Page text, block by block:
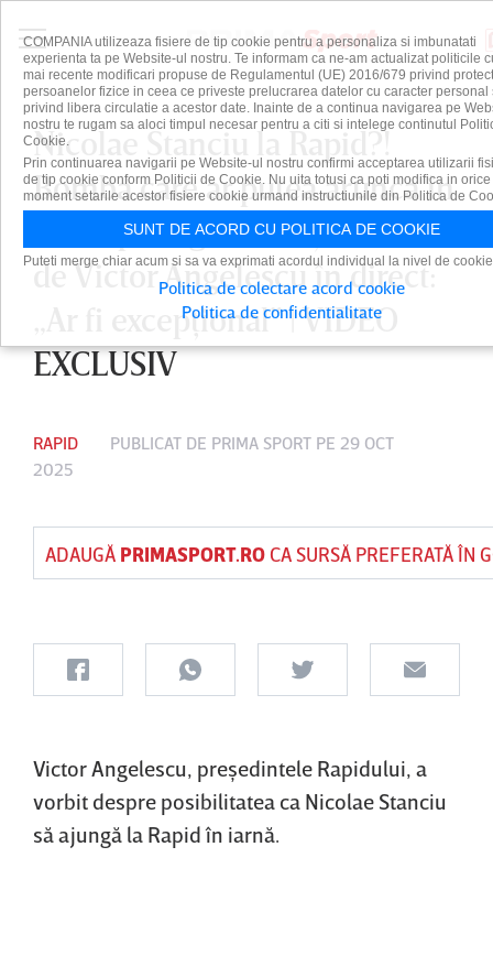
Nicolae Stanciu la Rapid?!
Bomba care ar putea arunca în
aer SuperLiga! Anunţul făcut
de Victor Angelescu în direct:
„Ar fi excepţional” | VIDEO
EXCLUSIV
RAPID PUBLICAT DE PRIMA SPORT PE 29 OCT
2025
ADAUGĂ PRIMASPORT.ROCA SURSĂ PREFERATĂ ÎN
Victor Angelescu, preşedintele Rapidului, a
vorbit despre posibilitatea ca Nicolae Stanciu
să ajungă la Rapid în iarnă.
COMPANIA utilizeaza fisiere de tip cookie pentru a personaliza si imbunatati
experienta ta pe Website-ul nostru. Te informam ca ne-am actualizat politicile
mai recente modificari propuse de Regulamentul (UE) 2016/679 privind
persoanelor fizice in ceea ce priveste prelucrarea datelor cu caracter personal
privind libera circulatie a acestor date. Inainte de a continua navigarea pe
nostru te rugam sa aloci timpul necesar pentru a citi si intelege continutul
Cookie.
Prin continuarea navigarii pe Website-ul nostru confirmi acceptarea utilizarii
de tip cookie conform Politicii de Cookie. Nu uita totusi ca poti modifica in orice
moment setarile acestor fisiere cookie urmand instructiunile din Politica de
SUNT DE ACORD CU POLITICA DE COOKIE
Puteti merge chiar acum si sa va exprimati acordul individual la nivel de
Politica de colectare acord cookie
Politica de confidentialitate